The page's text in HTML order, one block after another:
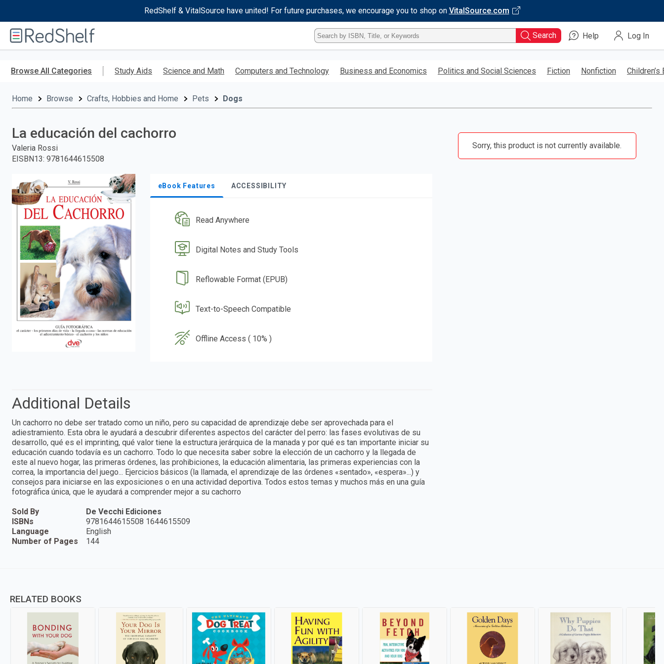
RedShelf & VitalSource have united! For future purchases, we encourage you to shop on VitalSource.com
RedShelf
Type
ISBN,
Title,
Keyword
Search Help Log In
Browse All Categories Study Aids Science and Math Computers and Technology Business and Economics Politics and Social Sciences Fiction Nonfiction Children’s
Home Browse Crafts, Hobbies and Home Pets Dogs
La educación del cachorro
Valeria Rossi
EISBN13: 9781644615508
eBook Features ACCESSIBILITY
Read Anywhere
Digital Notes and Study Tools
Reflowable Format (EPUB)
Text-to-Speech Compatible
Offline Access ( 10% )
Sorry, this product is not currently available.
Additional Details
Un cachorro no debe ser tratado como un niño, pero su capacidad de aprendizaje debe ser aprovechada para el
adiestramiento. Esta obra le ayudará a descubrir diferentes aspectos del carácter del perro: las fases evolutivas de su
desarrollo, qué es el imprinting, qué valor tiene la estructura jerárquica de la manada y por qué es tan importante iniciar su
educación cuando todavía es un cachorro. Todo lo que necesita saber sobre la elección de un cachorro y la llegada de
este al nuevo hogar, las primeras órdenes, las prohibiciones, la educación alimentaria, las primeras experiencias con la
correa, la importancia del juego... Ejercicios básicos (la llamada, el aprendizaje de las órdenes «sentado», «espera»...) y
consejos para iniciarse en las exposiciones o en una actividad deportiva. Todos estos temas y muchos más en una guía
fotográfica única, que le ayudará a comprender mejor a su cachorro
Sold By
De Vecchi Ediciones
ISBNs
9781644615508 1644615509
Language
English
Number of Pages
144
RELATED BOOKS